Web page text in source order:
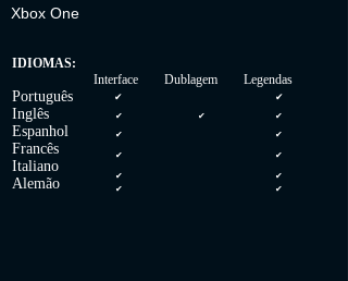
Xbox One
IDIOMAS:
Interface Dublagem Legendas
Português
Inglês
Espanhol
Francês
Italiano
Alemão
✔ ✔
✔ ✔
✔
✔
✔
✔ ✔
✔
✔
✔
✔